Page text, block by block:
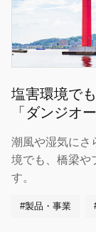
塩害環境で
「ダンジオー
潮風や湿気にさ
境でも、橋梁や
す。
#製品・事業